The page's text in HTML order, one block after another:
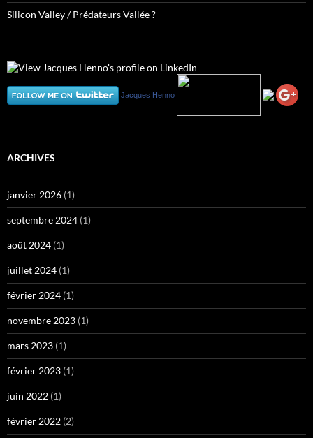
Silicon Valley / Prédateurs Vallée ?
Jacques Henno
ARCHIVES
janvier 2026 (1)
septembre 2024 (1)
août 2024 (1)
juillet 2024 (1)
février 2024 (1)
novembre 2023 (1)
mars 2023 (1)
février 2023 (1)
juin 2022 (1)
février 2022 (2)